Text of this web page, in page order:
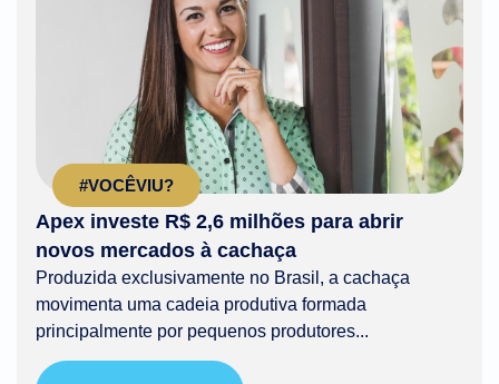
#VOCÊVIU?
Apex investe R$ 2,6 milhões para abrir
novos mercados à cachaça
Produzida exclusivamente no Brasil, a cachaça
movimenta uma cadeia produtiva formada
principalmente por pequenos produtores...